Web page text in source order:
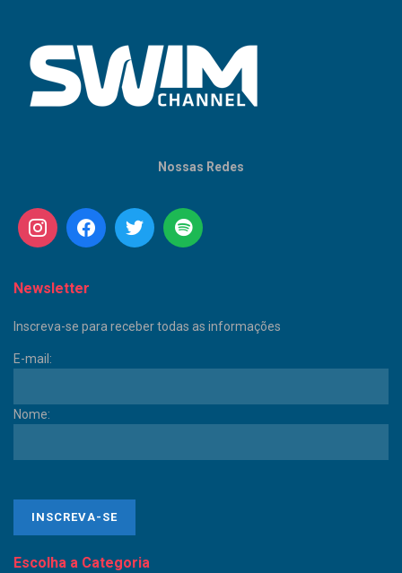
Nossas Redes
Newsletter
Inscreva-se para receber todas as informações
E-mail:
Nome:
Escolha a Categoria